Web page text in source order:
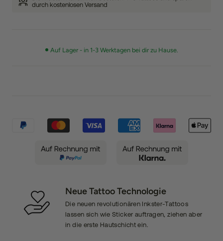
durch kostenlosen Versand
Auf Lager - in 1-3 Werktagen bei dir zu Hause.
Neue Tattoo Technologie
Die neuen revolutionären Inkster-Tattoos
lassen sich wie Sticker auftragen, ziehen aber
in die erste Hautschicht ein.